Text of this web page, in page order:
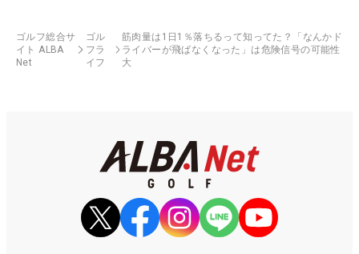
ゴルフ総合サ
イト ALBA
Net
ゴル
フラ
イフ
筋肉量は1日1％落ちるって知ってた？「なんかド
ライバーが飛ばなくなった」は危険信号の可能性
大